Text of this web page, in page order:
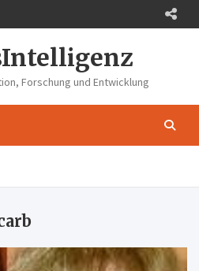
Forschung und Entwicklung